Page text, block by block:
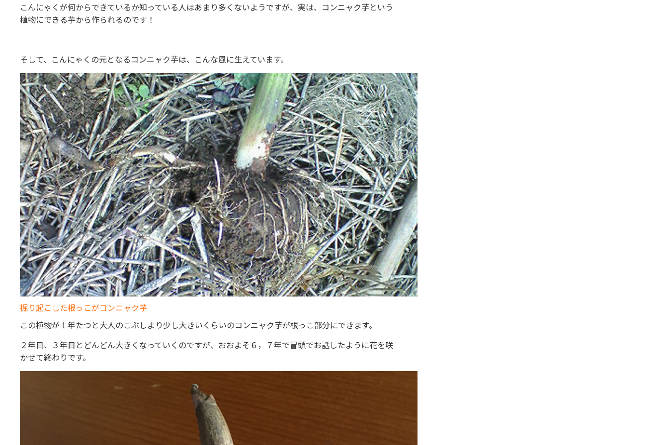
こんにゃくが何からできているか知っている人はあまり多くないようですが、実は、コンニャク芋という
植物にできる芋から作られるのです！
そして、こんにゃくの元となるコンニャク芋は、こんな風に生えています。
掘り起こした根っこがコンニャク芋
この植物が１年たつと大人のこぶしより少し大きいくらいのコンニャク芋が根っこ部分にできます。
２年目、３年目とどんどん大きくなっていくのですが、おおよそ６，７年で冒頭でお話したように花を咲
かせて終わりです。